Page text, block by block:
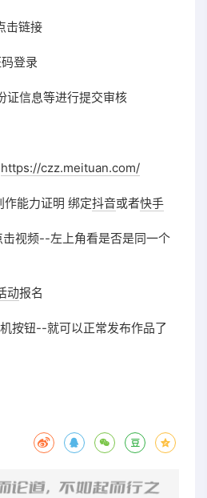
击链接
登录
证信息等进行提交审核
https://czz.meituan.com/
能力证明 绑定抖音或者快手
视频--左上角看是否是同一个
动报名
按钮--就可以正常发布作品了